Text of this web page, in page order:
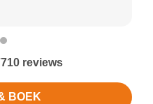
reviews
BOEK